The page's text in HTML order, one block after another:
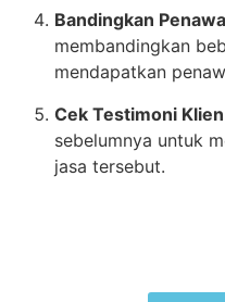
Bandingkan
membandingkan
mendapatkan
Cek Testimoni Klien
sebelumnya untuk
jasa tersebut.